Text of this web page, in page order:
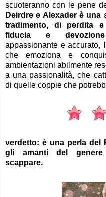
scuoteranno con le pene
Deirdre e Alexader è una
tradimento, di perdita
fiducia e
appassionante e accurato,
che emoziona e
ambientazioni abilmente
a una passionalità, che
di quelle coppie che
verdetto: è una perla del
gli amanti del genere
scappare.